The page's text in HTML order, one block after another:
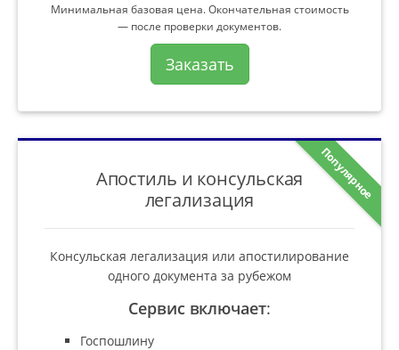
Минимальная базовая цена. Окончательная стоимость
— после проверки документов.
Заказать
Популярное
Апостиль и консульская
легализация
Консульская легализация или апостилирование
одного документа за рубежом
Сервис включает:
Госпошлину